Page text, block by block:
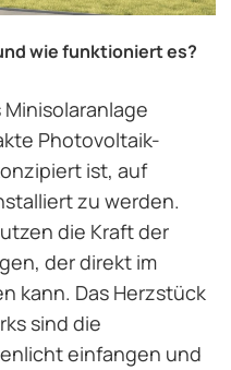
wie funktioniert es?
Photovoltaik-
ist, auf
zu werden.
die Kraft der
der direkt im
kann. Das Herzstück
sind die
einfangen und